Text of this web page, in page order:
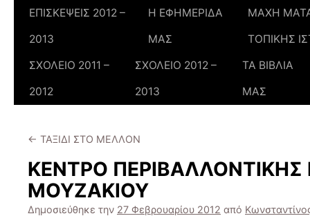
ΕΠΙΣΚΕΨΕΙΣ 2012 –
2013
Η ΕΦΗΜΕΡΙΔΑ
ΜΑΣ
ΜΑΧΗ
ΤΟΠΙΚΗΣ
ΣΧΟΛΕΙΟ 2011 –
2012
ΣΧΟΛΕΙΟ 2012 –
2013
ΤΑ ΒΙΒΛΙΑ
ΜΑΣ
← ΤΑΞΙΔΙ ΣΤΟ ΜΕΛΛΟΝ
ΚΕΝΤΡΟ ΠΕΡΙΒΑΛΛΟΝΤΙΚΗΣ
ΜΟΥΖΑΚΙΟΥ
Δημοσιεύθηκε την 27 Φεβρουαρίου 2012 από